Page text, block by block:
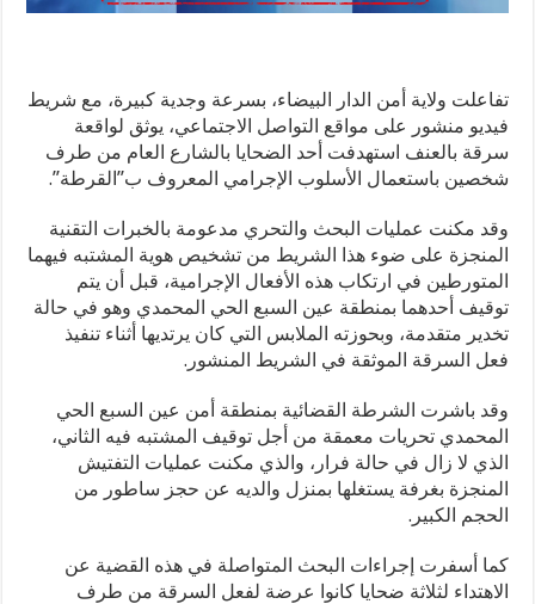
تفاعلت ولاية أمن الدار البيضاء، بسرعة وجدية كبيرة، مع شريط
فيديو منشور على مواقع التواصل الاجتماعي، يوثق لواقعة
سرقة بالعنف استهدفت أحد الضحايا بالشارع العام من طرف
شخصين باستعمال الأسلوب الإجرامي المعروف ب”القرطة”.
وقد مكنت عمليات البحث والتحري مدعومة بالخبرات التقنية
المنجزة على ضوء هذا الشريط من تشخيص هوية المشتبه فيهما
المتورطين في ارتكاب هذه الأفعال الإجرامية، قبل أن يتم
توقيف أحدهما بمنطقة عين السبع الحي المحمدي وهو في حالة
تخدير متقدمة، وبحوزته الملابس التي كان يرتديها أثناء تنفيذ
فعل السرقة الموثقة في الشريط المنشور.
وقد باشرت الشرطة القضائية بمنطقة أمن عين السبع الحي
المحمدي تحريات معمقة من أجل توقيف المشتبه فيه الثاني،
الذي لا زال في حالة فرار، والذي مكنت عمليات التفتيش
المنجزة بغرفة يستغلها بمنزل والديه عن حجز ساطور من
الحجم الكبير.
كما أسفرت إجراءات البحث المتواصلة في هذه القضية عن
الاهتداء لثلاثة ضحايا كانوا عرضة لفعل السرقة من طرف